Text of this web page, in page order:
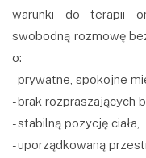
warunki do terapii
swobodną rozmowę
o:
- prywatne, spokojne
- brak rozpraszających
- stabilną pozycję ciała,
- uporządkowaną